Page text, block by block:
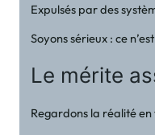
Expulsés par des
Soyons sérieux : ce
Le mérite
Regardons la réalité